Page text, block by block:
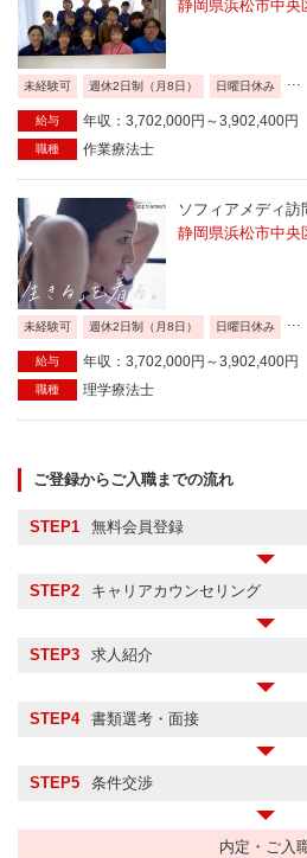
静岡県浜松市中央
未経験可 週休2日制（月8日） 日曜日休み ...
給与 年収：3,702,000円～3,902,400円
職種 作業療法士
ソフィアメディ
静岡県浜松市中央
未経験可 週休2日制（月8日） 日曜日休み ...
給与 年収：3,702,000円～3,902,400円
職種 理学療法士
ご登録からご入職までの流れ
STEP1 無料会員登録
STEP2 キャリアカウンセリング
STEP3 求人紹介
STEP4 書類選考・面接
STEP5 条件交渉
内定・ご入